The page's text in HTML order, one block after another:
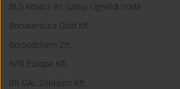
BLS Kovács és Szalay Ügyvédi Iroda
Bonaventura Gold Kft.
Borsodchem Zrt.
BPR Europe Kft.
BR GAL Zöldautó Kft.